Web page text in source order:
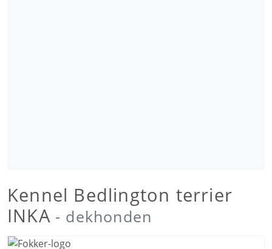
Kennel Bedlington terrier
INKA- dekhonden